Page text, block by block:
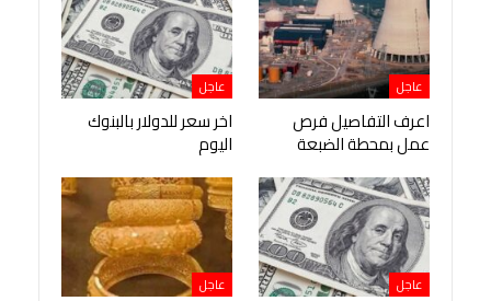
عاجل
اعرف التفاصيل فرص
عمل بمحطة الضبعة
عاجل
اخر سعر للدولار بالبنوك
اليوم
عاجل عاجل